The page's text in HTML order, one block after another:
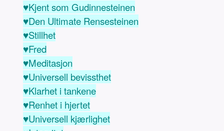
♥Kjent som Gudinnesteinen
♥Den Ultimate Rensesteinen
♥Stillhet
♥Fred
♥Meditasjon
♥Universell bevissthet
♥Klarhet i tankene
♥Renhet i hjertet
♥Universell kjærlighet